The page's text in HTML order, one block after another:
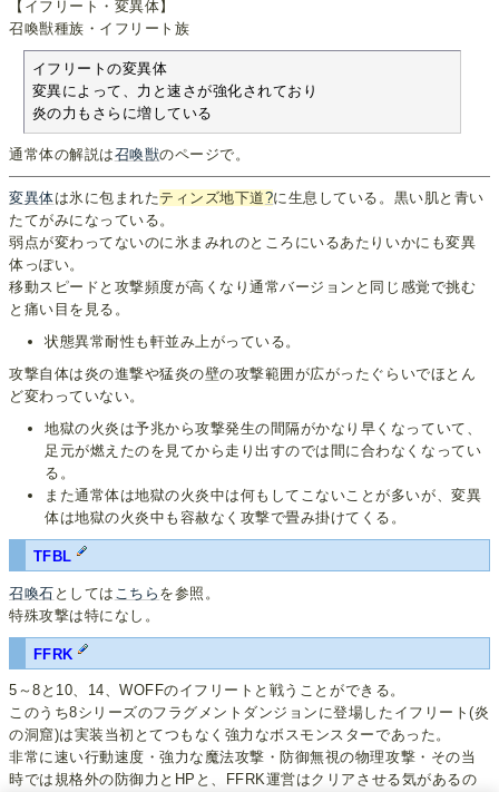
【イフリート・変異体】
召喚獣種族・イフリート族
イフリートの変異体
変異によって、力と速さが強化されており
炎の力もさらに増している
通常体の解説は召喚獣のページで。
変異体は氷に包まれたティンズ地下道?に生息している。黒い肌と青い
たてがみになっている。
弱点が変わってないのに氷まみれのところにいるあたりいかにも変異
体っぽい。
移動スピードと攻撃頻度が高くなり通常バージョンと同じ感覚で挑む
と痛い目を見る。
状態異常耐性も軒並み上がっている。
攻撃自体は炎の進撃や猛炎の壁の攻撃範囲が広がったぐらいでほとん
ど変わっていない。
地獄の火炎は予兆から攻撃発生の間隔がかなり早くなっていて、
足元が燃えたのを見てから走り出すのでは間に合わなくなってい
る。
また通常体は地獄の火炎中は何もしてこないことが多いが、変異
体は地獄の火炎中も容赦なく攻撃で畳み掛けてくる。
TFBL
召喚石 としては こちら を参照。
特殊攻撃は特になし。
FFRK
5～8と10、14、WOFFのイフリートと戦うことができる。
このうち8シリーズのフラグメントダンジョンに登場したイフリート(炎
の洞窟)は実装当初とてつもなく強力なボスモンスターであった。
非常に速い行動速度・強力な魔法攻撃・防御無視の物理攻撃・その当
時では規格外の防御力とHPと、FFRK運営はクリアさせる気があるの